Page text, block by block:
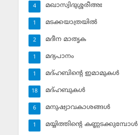
മഖാസ്വിദുശ്ശരീഅഃ
4
മടക്കയാത്രയില്‍
1
മദീന മാതൃക
2
മദ്യപാനം
1
മദ്ഹബിന്റെ ഇമാമുകള്‍
1
മദ്ഹബുകള്‍
18
മനുഷ്യാവകാശങ്ങള്‍
6
മയ്യിത്തിന്റെ കണ്ണടക്കുമ്പോള്‍
1